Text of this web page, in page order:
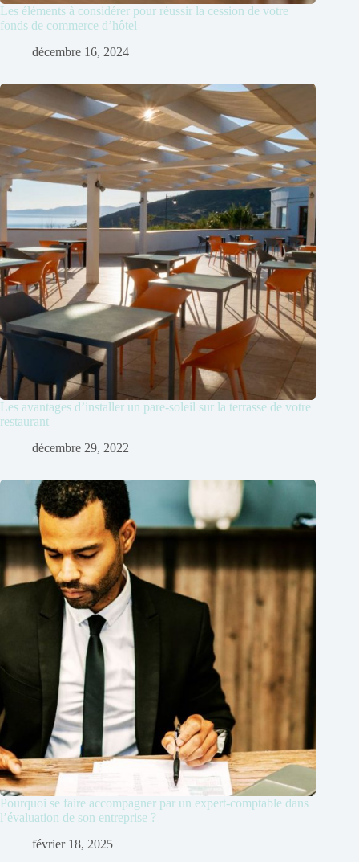
Les éléments à considérer pour réussir la cession de votre
fonds de commerce d’hôtel
décembre 16, 2024
Les avantages d’installer un pare-soleil sur la terrasse de votre
restaurant
décembre 29, 2022
Pourquoi se faire accompagner par un expert-comptable dans
l’évaluation de son entreprise ?
février 18, 2025